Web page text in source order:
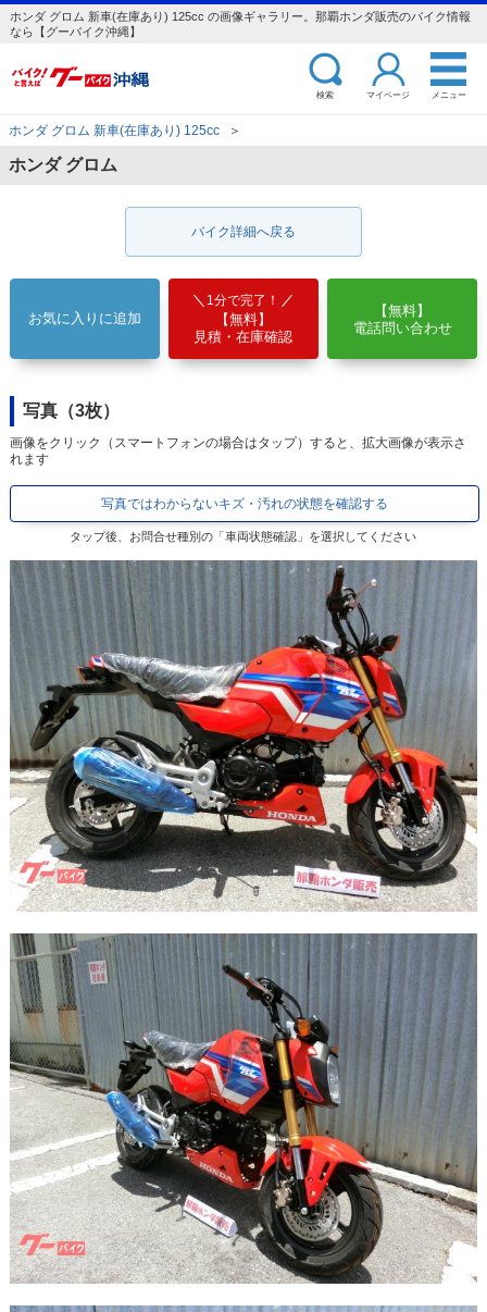
ホンダ グロム 新車(在庫あり) 125cc の画像ギャラリー。那覇ホンダ販売のバイク情報
なら【グーバイク沖縄】
検索 マイページ メニュー
ホンダ グロム 新車(在庫あり) 125cc ＞
ホンダ グロム
バイク詳細へ戻る
お気に入りに追加
1分で完了！
【無料】
見積・在庫確認
【無料】
電話問い合わせ
写真（3枚）
画像をクリック（スマートフォンの場合はタップ）すると、拡大画像が表示さ
れます
写真ではわからないキズ・汚れの状態を確認する
タップ後、お問合せ種別の「車両状態確認」を選択してください